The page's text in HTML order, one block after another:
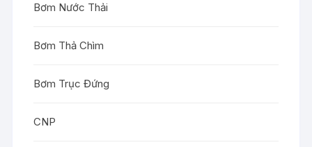
Bơm Nước Thải
Bơm Thả Chìm
Bơm Trục Đứng
CNP